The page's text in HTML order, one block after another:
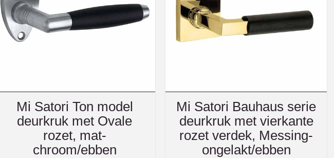
Mi Satori Ton model
deurkruk met Ovale
rozet, mat-
chroom/ebben
Mi Satori Bauhaus serie
deurkruk met vierkante
rozet verdek, Messing-
ongelakt/ebben